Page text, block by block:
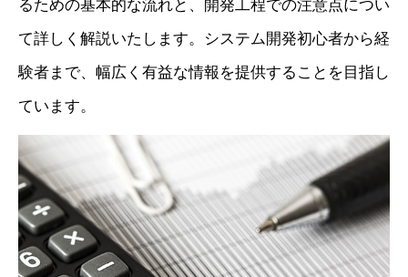
るための基本的な流れと、開発工程での注意点につい
て詳しく解説いたします。システム開発初心者から経
験者まで、幅広く有益な情報を提供することを目指し
ています。